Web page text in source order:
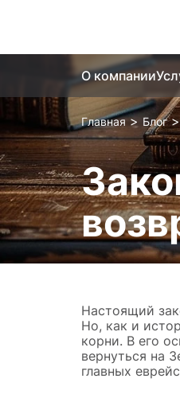
О компании
Главная > Блог >
Настоящий
Но, как и
корни. В его
вернуться на
главных